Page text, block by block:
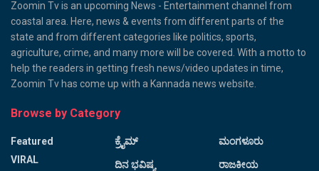
Zoomin Tv is an upcoming News - Entertainment channel from
coastal area. Here, news & events from different parts of the
state and from different categories like politics, sports,
agriculture, crime, and many more will be covered. With a motto to
help the readers in getting fresh news/video updates in time,
Zoomin Tv has come up with a Kannada news website.
Browse by Category
Featured
VIRAL
ಕ್ರೈಮ್
ದಿನ ಭವಿಷ್ಯ
ಮಂಗಳೂರು
ರಾಜಕೀಯ